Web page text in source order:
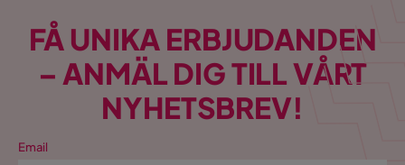
FÅ UNIKA ERBJUDANDEN
– ANMÄL DIG TILL VÅRT
NYHETSBREV!
Email